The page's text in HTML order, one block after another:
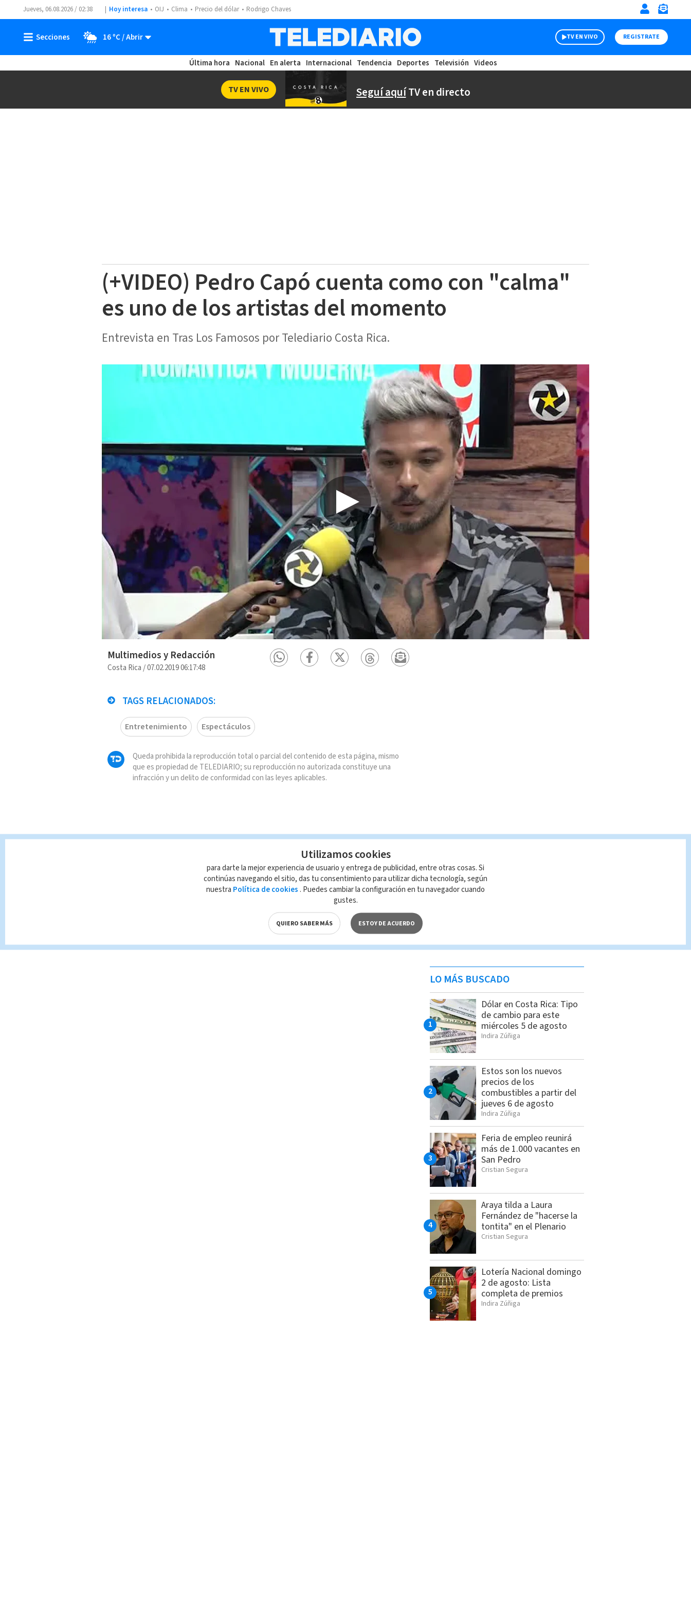
Jueves, 06.08.2026 / 02:38 Hoy interesa OIJ Clima Precio del dólar Rodrigo Chaves
16 ºC TV EN VIVO REGISTRATE
Última hora Nacional En alerta Internacional Tendencia Deportes Televisión Videos
Seguí aquíTV en directo
TV EN VIVO
(+VIDEO) Pedro Capó cuenta como con "calma"
es uno de los artistas del momento
Entrevista en Tras Los Famosos por Telediario Costa Rica.
Multimedios y Redacción
Costa Rica /07.02.2019 06:17:48
TAGS RELACIONADOS:
Entretenimiento Espectáculos
Queda prohibida la reproducción total o parcial del contenido de esta página, mismo
que es propiedad de TELEDIARIO; su reproducción no autorizada constituye una
infracción y un delito de conformidad con las leyes aplicables.
LO MÁS BUSCADO
Dólar en Costa Rica: Tipo
de cambio para este
miércoles 5 de agosto
Indira Zúñiga
Estos son los nuevos
precios de los
combustibles a partir del
jueves 6 de agosto
Indira Zúñiga
Feria de empleo reunirá
más de 1.000 vacantes en
San Pedro
Cristian Segura
Araya tilda a Laura
Fernández de "hacerse la
tontita" en el Plenario
Cristian Segura
Lotería Nacional domingo
2 de agosto: Lista
completa de premios
Indira Zúñiga
Utilizamos cookies
para darte la mejor experiencia de usuario y entrega de publicidad, entre otras cosas. Si
continúas navegando el sitio, das tu consentimiento para utilizar dicha tecnología, según
nuestra Política de cookies . Puedes cambiar la configuración en tu navegador cuando
gustes.
QUIERO SABER MÁS ESTOY DE ACUERDO